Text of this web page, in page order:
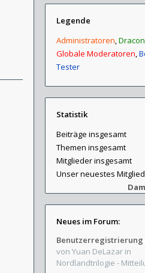
Legende
Administratoren,
Globale Moderatoren,
Tester
Statistik
Beiträge insgesamt
Themen insgesamt
Mitglieder insgesamt
Unser neuestes
Neues im Forum:
von Yuan DeLazar in
Nordlandtrilogie -